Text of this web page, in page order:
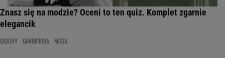
Znasz się na modzie? Oceni to ten quiz. Komplet zgarnie
elegancik
CIUCHY GARDEROBA MODA